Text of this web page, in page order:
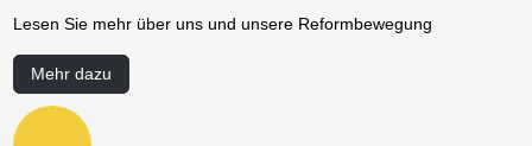
Lesen Sie mehr über uns und unsere Reformbewegung
Mehr dazu